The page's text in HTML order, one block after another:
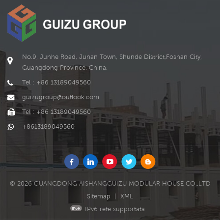
modifiche. il negozio di
container di spedizione è
GUIZU.
No.9, Junhe Road, Junan Town, Shunde District,Foshan City,
Guangdong Province, China.
Tel : +86 13189049560
guizugroup@outlook.com
Tel : +86 13189049560
+8613189049560
© 2026 GUANGDONG AISHANGGUIZU MODULAR HOUSE CO.,LTD
Sitemap
XML
IPv6 rete supportata